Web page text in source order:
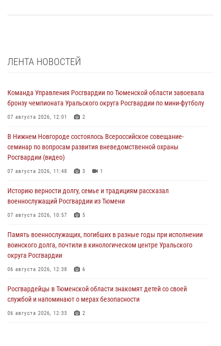
ЛЕНТА НОВОСТЕЙ
Команда Управления Росгвардии по Тюменской области завоевала
бронзу чемпионата Уральского округа Росгвардии по мини-футболу
07 августа 2026, 12:01 2
В Нижнем Новгороде состоялось Всероссийское совещание-
семинар по вопросам развития вневедомственной охраны
Росгвардии (видео)
07 августа 2026, 11:48 3 1
Историю верности долгу, семье и традициям рассказал
военнослужащий Росгвардии из Тюмени
07 августа 2026, 10:57 5
Память военнослужащих, погибших в разные годы при исполнении
воинского долга, почтили в кинологическом центре Уральского
округа Росгвардии
06 августа 2026, 12:38 6
Росгвардейцы в Тюменской области знакомят детей со своей
службой и напоминают о мерах безопасности
06 августа 2026, 12:33 2